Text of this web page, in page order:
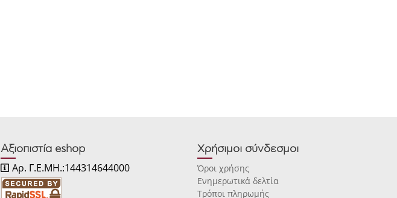
Αξιοπιστία eshop
Αρ. Γ.Ε.ΜΗ.:144314644000
Χρήσιμοι σύνδεσμοι
Όροι χρήσης
Ενημερωτικά δελτία
Τρόποι πληρωμής